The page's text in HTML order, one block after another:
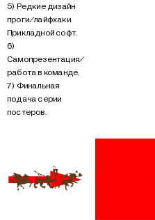
5) Редкие дизайн
проги/лайфхаки.
Прикладной софт.
6)
Самопрезентация/
работа в команде.
7) Финальная
подача серии
постеров.